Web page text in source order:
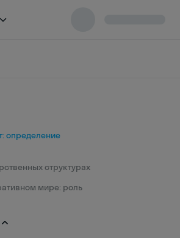
определение
структурах
мире: роль